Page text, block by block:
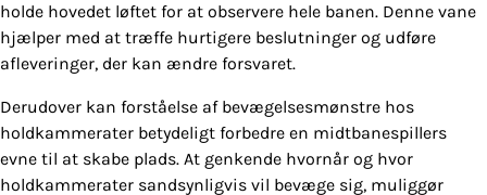
holde hovedet løftet for at observere hele banen. Denne vane
hjælper med at træffe hurtigere beslutninger og udføre
afleveringer, der kan ændre forsvaret.
Derudover kan forståelse af bevægelsesmønstre hos
holdkammerater betydeligt forbedre en midtbanespillers
evne til at skabe plads. At genkende hvornår og hvor
holdkammerater sandsynligvis vil bevæge sig, muliggør